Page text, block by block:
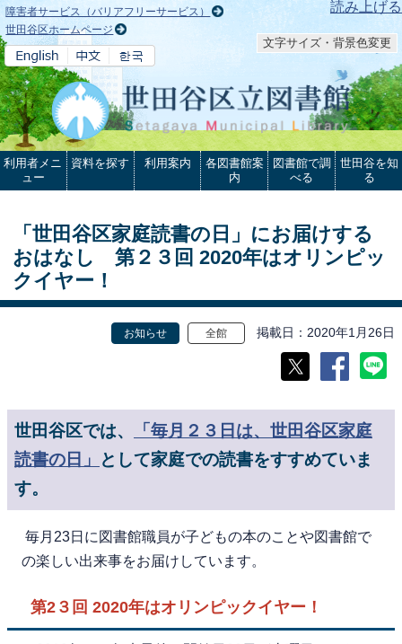
本文へ 読み上げる
障害者サービス（バリアフリーサービス）
世田谷区ホームページ
文字サイズ・背景色変更
利用者メニ
ュー
資料を探す 利用案内
各図書館案
内
図書館で調
べる
世田谷を知
る
「世田谷区家庭読書の日」にお届けする
おはなし 第２３回 2020年はオリンピッ
クイヤー！
お知らせ 全館 掲載日 2020年1月26日
世田谷区では、
「毎月２３日は、世田谷区家庭
読書の日」
として家庭での読書をすすめていま
す。
毎月23日に図書館職員が子どもの本のことや図書館で
の楽しい出来事をお届けしています。
第2３回 2020年はオリンピックイヤー！